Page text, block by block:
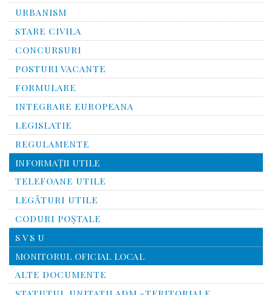
URBANISM
STARE CIVILA
CONCURSURI
POSTURI VACANTE
FORMULARE
INTEGRARE EUROPEANA
LEGISLATIE
REGULAMENTE
INFORMAŢII UTILE
TELEFOANE UTILE
LEGĂTURI UTILE
CODURI POŞTALE
S V S U
MONITORUL OFICIAL LOCAL
ALTE DOCUMENTE